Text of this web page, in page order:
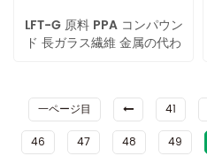
LFT-G 原料 PPA コンパウン
ド 長ガラス繊維 金属の代わ
一ページ目 41
46
47 48 49